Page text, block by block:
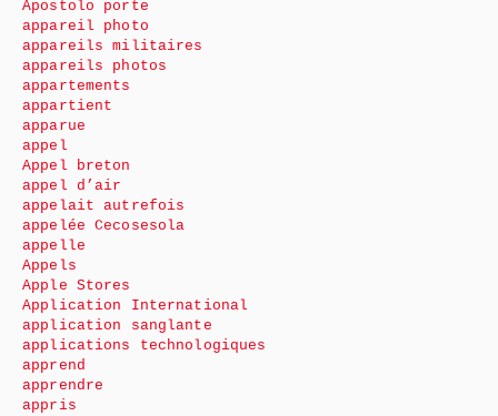
Apostolo porte
appareil photo
appareils militaires
appareils photos
appartements
appartient
apparue
appel
Appel breton
appel d’air
appelait autrefois
appelée Cecosesola
appelle
Appels
Apple Stores
Application International
application sanglante
applications technologiques
apprend
apprendre
appris